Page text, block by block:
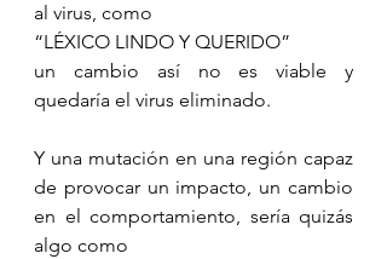
al virus, como
“LÉXICO LINDO Y QUERIDO”
un cambio así no es viable y
quedaría el virus eliminado.
Y una mutación en una región capaz
de provocar un impacto, un cambio
en el comportamiento, sería quizás
algo como